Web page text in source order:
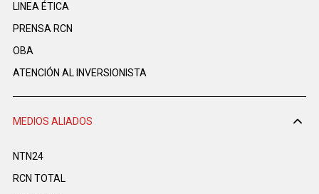
LINEA ÉTICA
PRENSA RCN
OBA
ATENCIÓN AL INVERSIONISTA
MEDIOS ALIADOS
NTN24
RCN TOTAL